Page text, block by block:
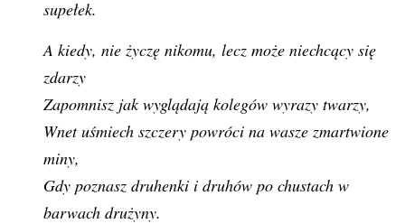
supełek.
A kiedy, nie życzę nikomu, lecz może niechcący się
zdarzy
Zapomnisz jak wyglądają kolegów wyrazy twarzy,
Wnet uśmiech szczery powróci na wasze zmartwione
miny,
Gdy poznasz druhenki i druhów po chustach w
barwach drużyny.